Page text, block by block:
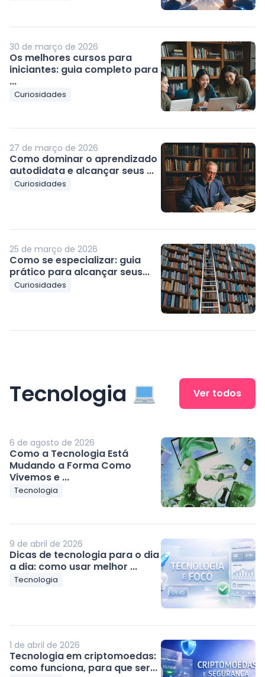
30 de março de 2026
Os melhores cursos para
iniciantes: guia completo para
...
Curiosidades
27 de março de 2026
Como dominar o aprendizado
autodidata e alcançar seus ...
Curiosidades
25 de março de 2026
Como se especializar: guia
prático para alcançar seus...
Curiosidades
Tecnologia Ver todos
6 de agosto de 2026
Como a Tecnologia Está
Mudando a Forma Como
Vivemos e ...
Tecnologia
9 de abril de 2026
Dicas de tecnologia para o dia
a dia: como usar melhor ...
Tecnologia
1 de abril de 2026
Tecnologia em criptomoedas:
como funciona, para que ser...